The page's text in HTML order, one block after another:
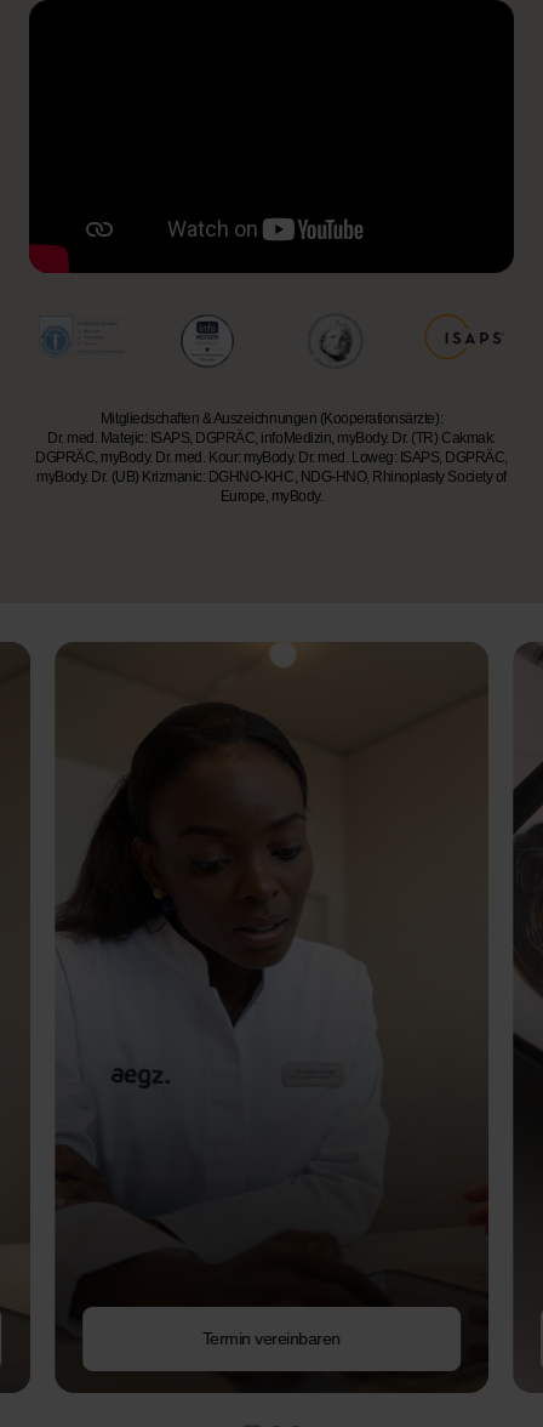
Mitgliedschaften & Auszeichnungen (Kooperationsärzte):
Dr. med. Matejic: ISAPS, DGPRÄC, infoMedizin, myBody. Dr. (TR) Cakmak:
DGPRÄC, myBody. Dr. med. Kour: myBody. Dr. med. Loweg: ISAPS, DGPRÄC,
myBody. Dr. (UB) Krizmanic: DGHNO-KHC, NDG-HNO, Rhinoplasty Society of
Europe, myBody.
Termin vereinbaren